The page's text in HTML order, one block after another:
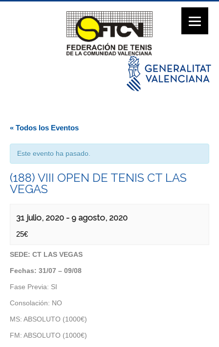
« Todos los Eventos
Este evento ha pasado.
(188) VIII OPEN DE TENIS CT LAS
VEGAS
31 julio, 2020 - 9 agosto, 2020
25€
SEDE: CT LAS VEGAS
Fechas: 31/07 – 09/08
Fase Previa: SI
Consolación: NO
MS: ABSOLUTO (1000€)
FM: ABSOLUTO (1000€)